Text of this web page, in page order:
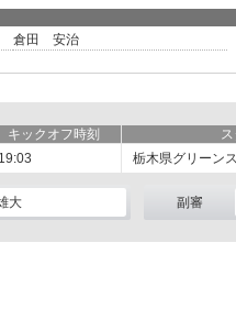
倉田 安治
キックオフ時刻
19:03 栃木県グリーン
大 副審